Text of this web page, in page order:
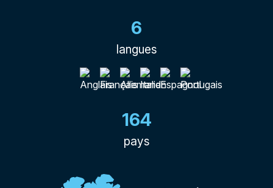
6
langues
164
pays